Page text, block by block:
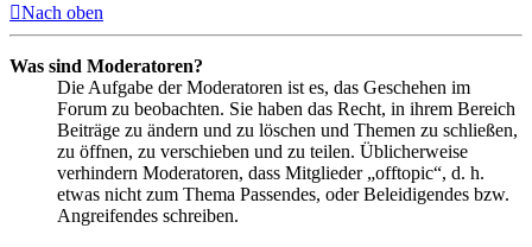
Nach oben
Was sind Moderatoren?
Die Aufgabe der Moderatoren ist es, das Geschehen im
Forum zu beobachten. Sie haben das Recht, in ihrem Bereich
Beiträge zu ändern und zu löschen und Themen zu schließen,
zu öffnen, zu verschieben und zu teilen. Üblicherweise
verhindern Moderatoren, dass Mitglieder „offtopic“, d. h.
etwas nicht zum Thema Passendes, oder Beleidigendes bzw.
Angreifendes schreiben.